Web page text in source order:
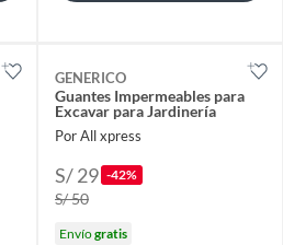
GENERICO
Guantes Impermeables para
Excavar para Jardinería
Por All xpress
S/ 29 -42%
S/ 50
Envíogratis